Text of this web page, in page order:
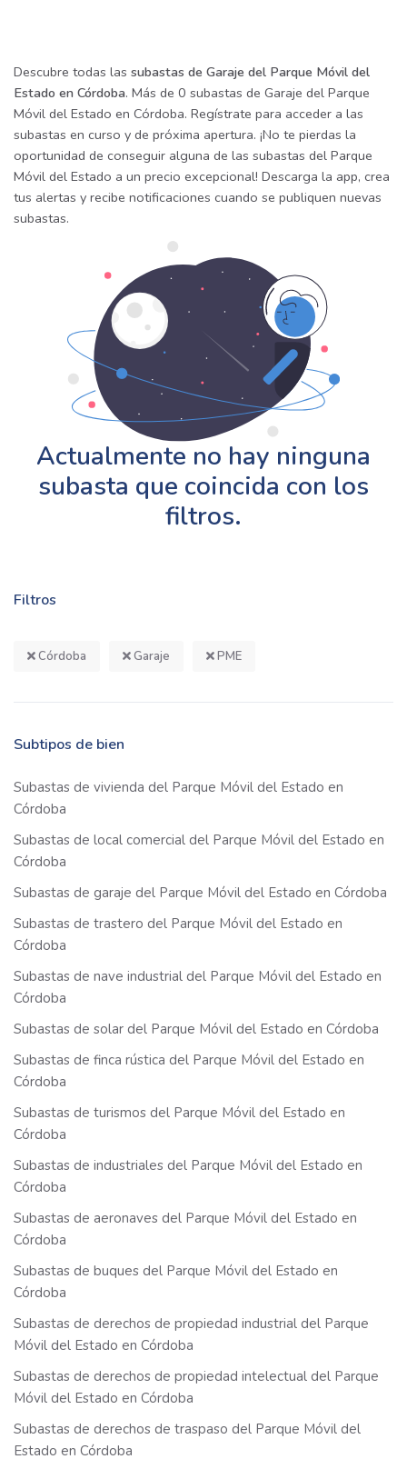
Filtros
Córdoba Garaje PME
Subtipos de bien
Subastas de vivienda del Parque Móvil del Estado en
Córdoba
Subastas de local comercial del Parque Móvil del Estado en
Córdoba
Subastas de garaje del Parque Móvil del Estado en Córdoba
Subastas de trastero del Parque Móvil del Estado en
Córdoba
Subastas de nave industrial del Parque Móvil del Estado en
Córdoba
Subastas de solar del Parque Móvil del Estado en Córdoba
Subastas de finca rústica del Parque Móvil del Estado en
Córdoba
Subastas de turismos del Parque Móvil del Estado en
Córdoba
Subastas de industriales del Parque Móvil del Estado en
Córdoba
Subastas de aeronaves del Parque Móvil del Estado en
Córdoba
Subastas de buques del Parque Móvil del Estado en
Córdoba
Subastas de derechos de propiedad industrial del Parque
Móvil del Estado en Córdoba
Subastas de derechos de propiedad intelectual del Parque
Móvil del Estado en Córdoba
Subastas de derechos de traspaso del Parque Móvil del
Estado en Córdoba
Descubre todas las subastas de Garaje del Parque Móvil del
Estado en Córdoba. Más de 0 subastas de Garaje del Parque
Móvil del Estado en Córdoba. Regístrate para acceder a las
subastas en curso y de próxima apertura. ¡No te pierdas la
oportunidad de conseguir alguna de las subastas del Parque
Móvil del Estado a un precio excepcional! Descarga la app, crea
tus alertas y recibe notificaciones cuando se publiquen nuevas
subastas.
Actualmente no hay ninguna
subasta que coincida con los
filtros.